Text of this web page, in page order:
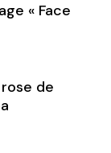
« Face
de